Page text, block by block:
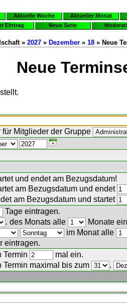
Aktuelle Woche Aktueller Monat
Eintrag
Neue Serie
» 2027 » Dezember » 18 » Neue
Neue
für Mitglieder der Gruppe
und endet am Bezugsdatum!
am Bezugsdatum und endet
am Bezugsdatum und startet
Tage eintragen.
. des Monats alle
Monate
im Monat alle
eintragen.
Termin
mal ein.
Termin maximal bis zum
.